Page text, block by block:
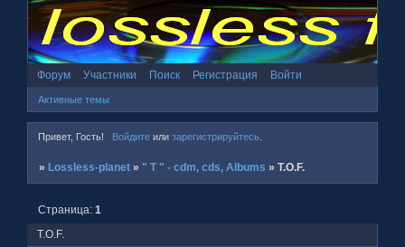
Форум Участники Поиск Регистрация Войти
Активные темы
Привет, Гость! Войдитеили зарегистрируйтесь.
» Lossless-planet » " T " - cdm, cds, Albums »T.O.F.
T.O.F.
Страница:1